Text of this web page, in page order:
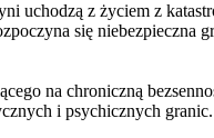
uchodzą z życiem z
się niebezpieczna
na chroniczną
i psychicznych